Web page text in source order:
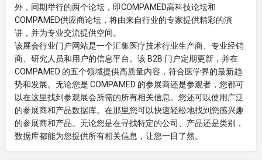
外，同期举行的两个论坛，即COMPAMED高科技论坛和
COMPAMED供应商论坛，将由来自行业的专家提供精彩的演
讲，并为专业交流提供空间。
该展会行业门户网站是一个汇集医疗技术行业生产商、专业经销
商、研究人员和用户的信息平台。该 B2B 门户定期更新，并在
COMPAMED 的五个领域提供高质量内容，符合医学界的最新趋
势和发展。无论您是 COMPAMED 的参展商还是参观者，您都可
以在这里找到参观展会所需的所有相关信息。您还可以使用广泛
的参展商和产品数据库。在那里您可以快速轻松地找到您感兴趣
的参展商和产品。无论您是在寻找特定的公司、产品还是类别，
数据库都能为您提供所有相关信息，让您一目了然。